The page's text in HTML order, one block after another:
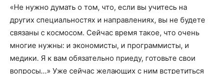
«Не нужно думать о том, что, если вы учитесь на
других специальностях и направлениях, вы не будете
связаны с космосом. Сейчас время такое, что очень
многие нужны: и экономисты, и программисты, и
медики. Я к вам обязательно приеду, готовьте свои
вопросы…» Уже сейчас желающих с ним встретиться